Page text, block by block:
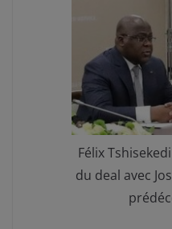
Félix
du deal avec